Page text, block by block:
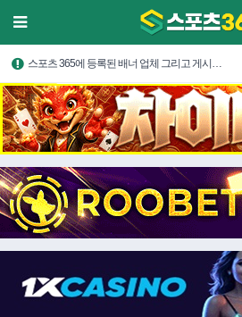
스포츠 365에 등록된 배너 업체 그리고 게시…